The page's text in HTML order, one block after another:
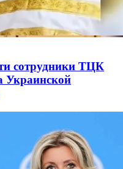
сотрудники ТЦК
Украинской